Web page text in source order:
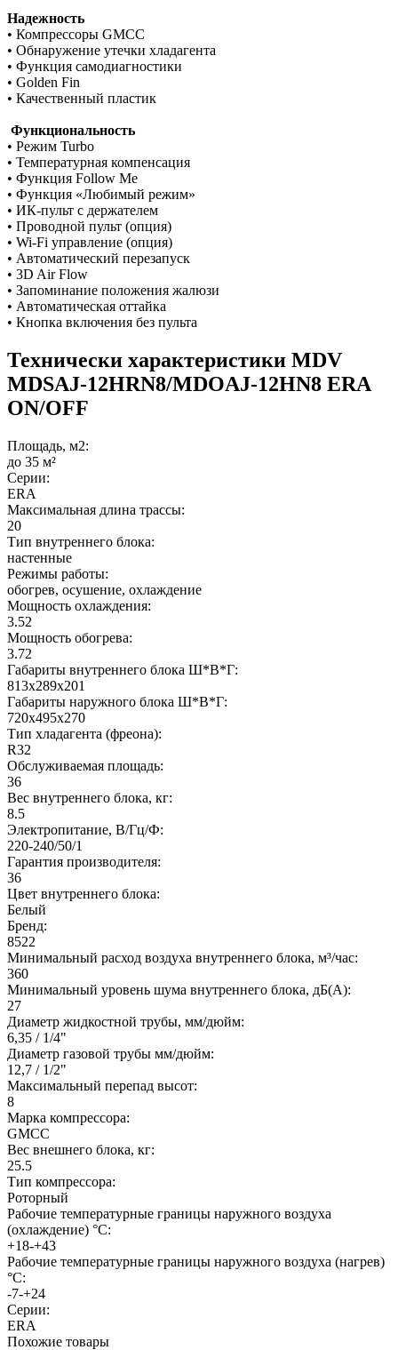
Надежность
• Компрессоры GMCC
• Обнаружение утечки хладагента
• Функция самодиагностики
• Golden Fin
• Качественный пластик
Функциональность
• Режим Turbo
• Температурная компенсация
• Функция Follow Me
• Функция «Любимый режим»
• ИК-пульт с держателем
• Проводной пульт (опция)
• Wi-Fi управление (опция)
• Автоматический перезапуск
• 3D Air Flow
• Запоминание положения жалюзи
• Автоматическая оттайка
• Кнопка включения без пульта
Технически характеристики MDV
MDSAJ-12HRN8/MDOAJ-12HN8 ERA
ON/OFF
Площадь, м2:
до 35 м²
Серии:
ERA
Максимальная длина трассы:
20
Тип внутреннего блока:
настенные
Режимы работы:
обогрев, осушение, охлаждение
Мощность охлаждения:
3.52
Мощность обогрева:
3.72
Габариты внутреннего блока Ш*В*Г:
813x289x201
Габариты наружного блока Ш*В*Г:
720x495x270
Тип хладагента (фреона):
R32
Обслуживаемая площадь:
36
Вес внутреннего блока, кг:
8.5
Электропитание, В/Гц/Ф:
220-240/50/1
Гарантия производителя:
36
Цвет внутреннего блока:
Белый
Бренд:
8522
Минимальный расход воздуха внутреннего блока, м³/час:
360
Минимальный уровень шума внутреннего блока, дБ(А):
27
Диаметр жидкостной трубы, мм/дюйм:
6,35 / 1/4"
Диаметр газовой трубы мм/дюйм:
12,7 / 1/2"
Максимальный перепад высот:
8
Марка компрессора:
GMCC
Вес внешнего блока, кг:
25.5
Тип компрессора:
Роторный
Рабочие температурные границы наружного воздуха
(охлаждение) °C:
+18-+43
Рабочие температурные границы наружного воздуха (нагрев)
°C:
-7-+24
Серии:
ERA
Похожие товары